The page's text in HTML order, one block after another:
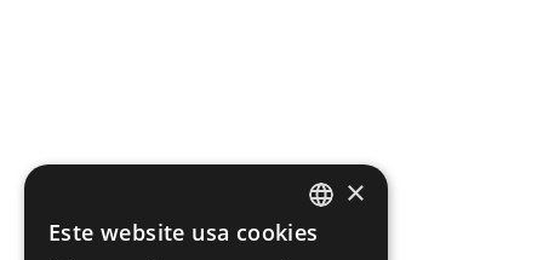
PORTUGUESE
×
Este website usa cookies